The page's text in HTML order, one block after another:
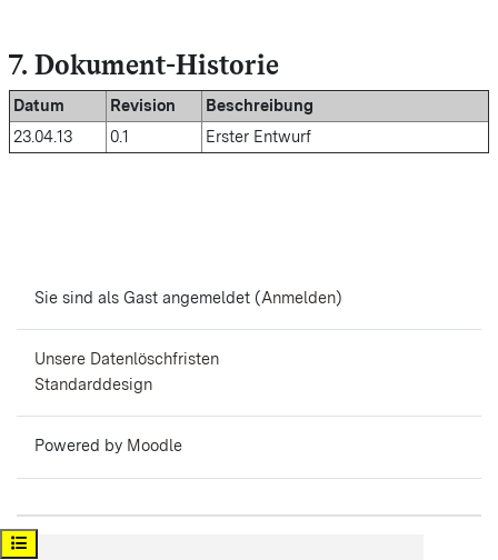
Kursindex öffnen
7. Dokument-Historie
Datum Revision
Beschreibung
23.04.13
0.1 Erster Entwurf
Sie sind als Gast angemeldet (Anmelden)
Unsere Datenlöschfristen
Standarddesign
Powered by Moodle